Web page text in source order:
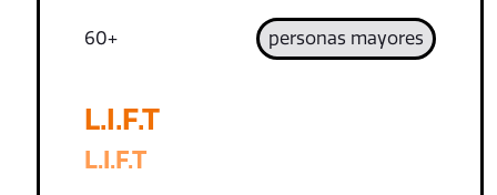
60+ personas mayores
L.I.F.T
L.I.F.T